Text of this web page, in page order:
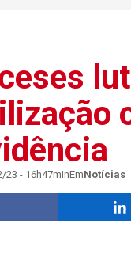
23 - 16h47minEmNotícias